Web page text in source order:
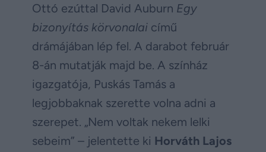
Ottó ezúttal David Auburn Egy
bizonyítás körvonalai című
drámájában lép fel. A darabot február
8-án mutatják majd be. A színház
igazgatója, Puskás Tamás a
legjobbaknak szerette volna adni a
szerepet. „Nem voltak nekem lelki
sebeim” – jelentette ki Horváth Lajos